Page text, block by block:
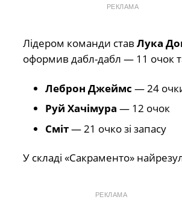
РЕКЛАМА
Лідером команди став Лука
оформив дабл-дабл — 11 очок
Леброн Джеймс — 24
Руй Хачімура — 12 очок
Сміт— 21 очко зі запасу
У складі «Сакраменто»
РЕКЛАМА